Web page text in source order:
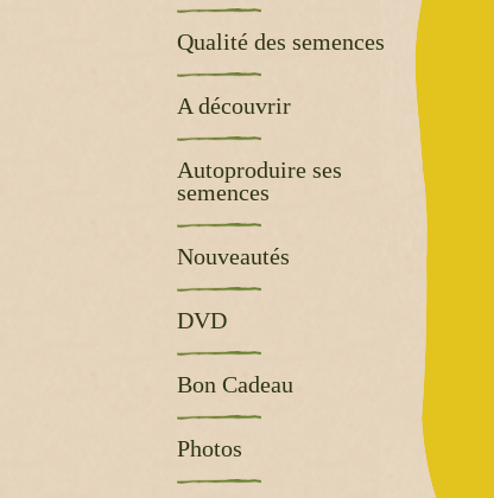
Qualité des semences
A découvrir
Autoproduire ses
semences
Nouveautés
DVD
Bon Cadeau
Photos